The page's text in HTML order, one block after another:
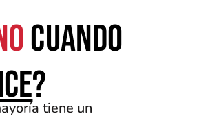
cuando
?tiene un